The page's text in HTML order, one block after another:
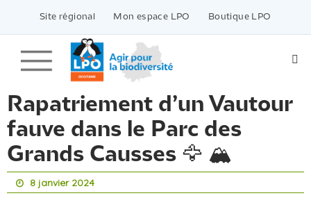
contenu
Site régional Mon espace LPO Boutique LPO
Rapatriement d’un Vautour
fauve dans le Parc des
Grands Causses 🦅 🏔
8 janvier 2024